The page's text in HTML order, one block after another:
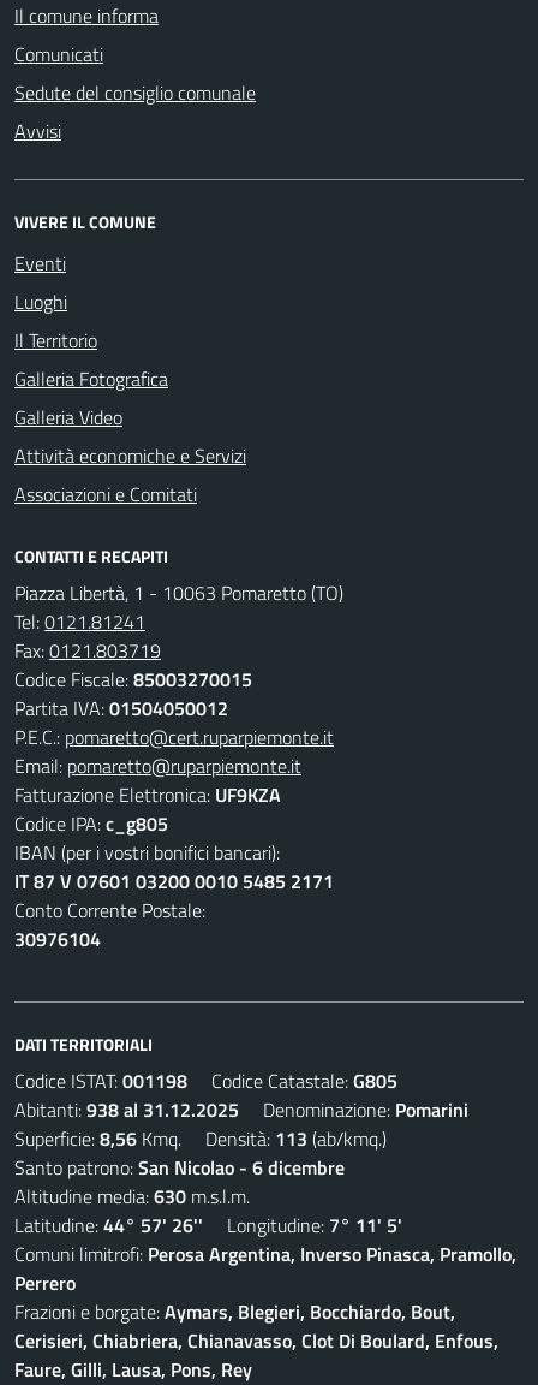
Il comune informa
Comunicati
Sedute del consiglio comunale
Avvisi
VIVERE IL COMUNE
Eventi
Luoghi
Il Territorio
Galleria Fotografica
Galleria Video
Attività economiche e Servizi
Associazioni e Comitati
CONTATTI E RECAPITI
Piazza Libertà, 1 - 10063 Pomaretto (TO)
Tel:0121.81241
Fax:0121.803719
Codice Fiscale:85003270015
Partita IVA:01504050012
P.E.C.: pomaretto@cert.ruparpiemonte.it
Email: pomaretto@ruparpiemonte.it
Fatturazione Elettronica: UF9KZA
Codice IPA:c_g805
IBAN (per i vostri bonifici bancari):
IT 87 V 07601 03200 0010 5485 2171
Conto Corrente Postale:
30976104
DATI TERRITORIALI
Codice ISTAT:001198 Codice Catastale:G805
Abitanti:938 al 31.12.2025 Denominazione: Pomarini
Superficie:8,56 Kmq. Densità: 113 (ab/kmq.)
Santo patrono:San Nicolao - 6 dicembre
Altitudine media:630 m.s.l.m.
Latitudine:44° 57' 26'' Longitudine: 7° 11' 5'
Comuni limitrofi: Perosa Argentina, Inverso Pinasca, Pramollo,
Perrero
Frazioni e borgate:Aymars, Blegieri, Bocchiardo, Bout,
Cerisieri, Chiabriera, Chianavasso, Clot Di Boulard, Enfous,
Faure, Gilli, Lausa, Pons, Rey